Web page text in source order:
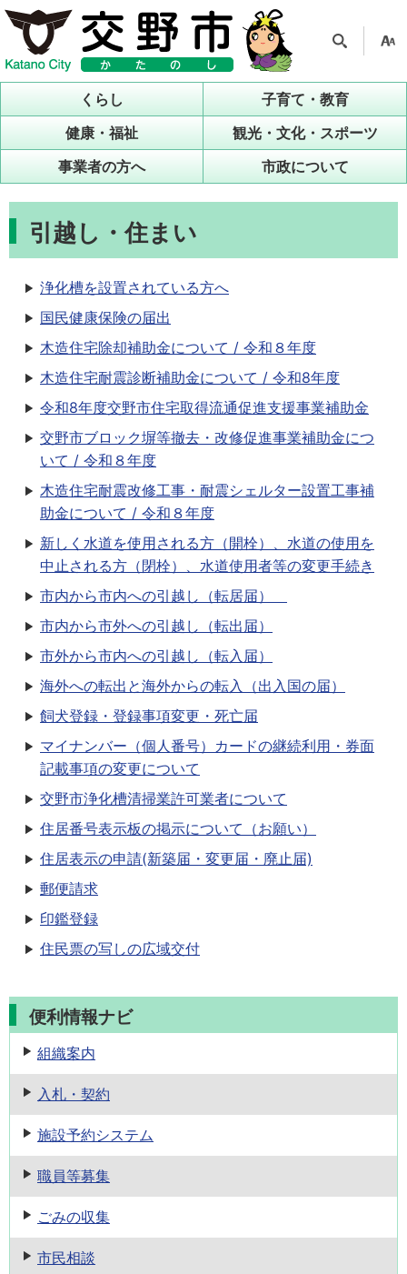
ル
くらし
子育て・教育
健康・福祉
観光・文化・スポーツ
事業者の方へ
市政について
引越し・住まい
浄化槽を設置されている方へ
国民健康保険の届出
木造住宅除却補助金について / 令和８年度
木造住宅耐震診断補助金について / 令和8年度
令和8年度交野市住宅取得流通促進支援事業補助金
交野市ブロック塀等撤去・改修促進事業補助金につ
いて / 令和８年度
木造住宅耐震改修工事・耐震シェルター設置工事補
助金について / 令和８年度
新しく水道を使用される方（開栓）、水道の使用を
中止される方（閉栓）、水道使用者等の変更手続き
市内から市内への引越し（転居届）
市内から市外への引越し（転出届）
市外から市内への引越し（転入届）
海外への転出と海外からの転入（出入国の届）
飼犬登録・登録事項変更・死亡届
マイナンバー（個人番号）カードの継続利用・券面
記載事項の変更について
交野市浄化槽清掃業許可業者について
住居番号表示板の掲示について（お願い）
住居表示の申請(新築届・変更届・廃止届)
郵便請求
印鑑登録
住民票の写しの広域交付
便利情報ナビ
組織案内
入札・契約
施設予約システム
職員等募集
ごみの収集
市民相談